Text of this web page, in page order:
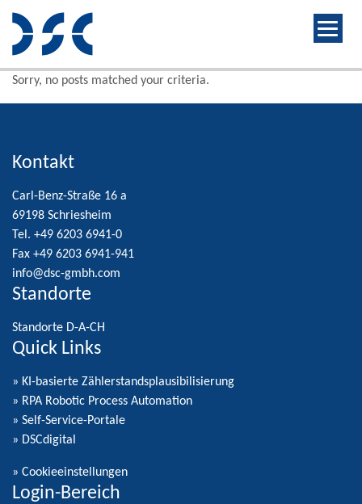
Sorry, no posts matched your criteria.
Kontakt
Carl-Benz-Straße 16 a
69198 Schriesheim
Tel. +49 6203 6941-0
Fax +49 6203 6941-941
info@dsc-gmbh.com
Standorte
Standorte D-A-CH
Quick Links
» KI-basierte Zählerstandsplausibilisierung
» RPA Robotic Process Automation
» Self-Service-Portale
» DSCdigital
» Cookieeinstellungen
Login-Bereich